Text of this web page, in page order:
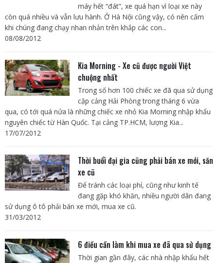
máy hết “đát”, xe quá hạn vì loại xe này
còn quá nhiều và vẫn lưu hành. Ở Hà Nội cũng vậy, có nên cấm
khi chúng đang chạy nhan nhản trên khắp các con...
08/08/2012
Kia Morning - Xe cũ được người Việt
chuộng nhất
Trong số hơn 100 chiếc xe đã qua sử dụng
cập cảng Hải Phòng trong tháng 6 vừa
qua, có tới quá nửa là những chiếc xe nhỏ Kia Morning nhập khẩu
nguyên chiếc từ Hàn Quốc. Tại cảng TP.HCM, lượng Kia...
17/07/2012
Thời buổi đại gia cũng phải bán xe mới, săn
xe cũ
Để tránh các loại phí, cũng như kinh tế
đang gặp khó khăn, nhiều người dân đang
sử dụng ô tô phải bán xe mới, mua xe cũ.
31/03/2012
6 điều cần làm khi mua xe đã qua sử dụng
Thời gian gần đây, các nhà nhập khẩu hết